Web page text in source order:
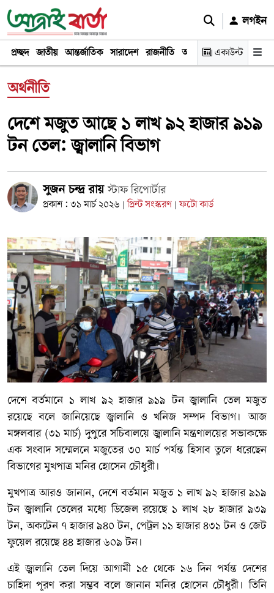
লগইন
প্রচ্ছদ জাতীয় আন্তর্জাতিক সারাদেশ রাজনীতি অর্থনীতি খেলা বিনোদন
একাউন্ট
অর্থনীতি
দেশে মজুত আছে ১ লাখ ৯২ হাজার ৯১৯
টন তেল: জ্বালানি বিভাগ
সুজন চন্দ্র রায় স্টাফ রিপোর্টার
প্রকাশ : ৩১ মার্চ ২০২৬ | প্রিন্ট সংস্করণ | ফটো কার্ড
দেশে বর্তমানে ১ লাখ ৯২ হাজার ৯১৯ টন জ্বালানি তেল মজুত
রয়েছে বলে জানিয়েছে জ্বালানি ও খনিজ সম্পদ বিভাগ। আজ
মঙ্গলবার (৩১ মার্চ) দুপুরে সচিবালয়ে জ্বালানি মন্ত্রণালয়ের সভাকক্ষে
এক সংবাদ সম্মেলনে মজুতের ৩০ মার্চ পর্যন্ত হিসাব তুলে ধরেছেন
বিভাগের মুখপাত্র মনির হোসেন চৌধুরী।
মুখপাত্র আরও জানান, দেশে বর্তমান মজুত ১ লাখ ৯২ হাজার ৯১৯
টন জ্বালানি তেলের মধ্যে ডিজেল রয়েছে ১ লাখ ২৮ হাজার ৯৩৯
টন, অকটেন ৭ হাজার ৯৪০ টন, পেট্রল ১১ হাজার ৪৩১ টন ও জেট
ফুয়েল রয়েছে ৪৪ হাজার ৬০৯ টন।
এই জ্বালানি তেল দিয়ে আগামী ১৫ থেকে ১৬ দিন পর্যন্ত দেশের
চাহিদা পূরণ করা সম্ভব বলে জানান মনির হোসেন চৌধুরী। তিনি